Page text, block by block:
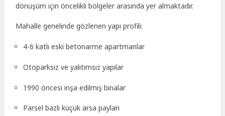
dönüşüm için öncelikli bölgeler arasında yer almaktadır.
Mahalle genelinde gözlenen yapı profili:
4-6 katlı eski betonarme apartmanlar
Otoparksız ve yalıtımsız yapılar
1990 öncesi inşa edilmiş binalar
Parsel bazlı küçük arsa payları